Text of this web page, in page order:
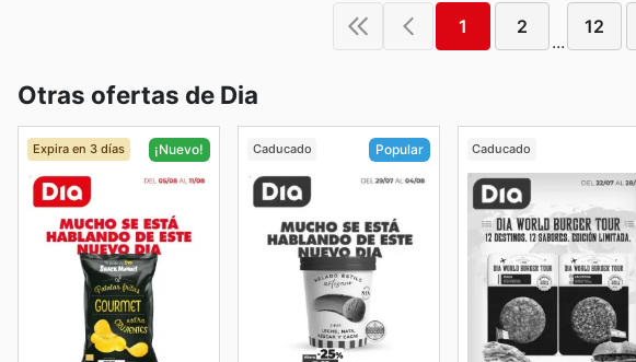
1 2
...
12
Otras ofertas de Dia
Expira en 3 días ¡Nuevo! Caducado Popular Caducado